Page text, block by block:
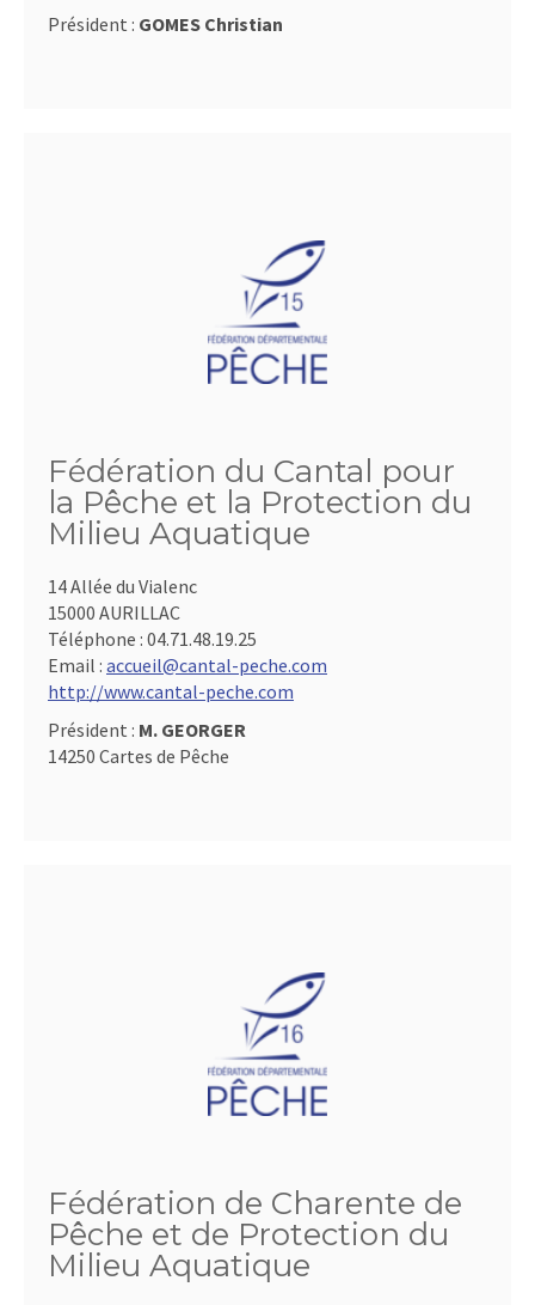
Président : GOMES Christian
Fédération du Cantal pour
la Pêche et la Protection du
Milieu Aquatique
14 Allée du Vialenc
15000 AURILLAC
Téléphone : 04.71.48.19.25
Email : accueil@cantal-peche.com
http://www.cantal-peche.com
Président : M. GEORGER
14250 Cartes de Pêche
Fédération de Charente de
Pêche et de Protection du
Milieu Aquatique